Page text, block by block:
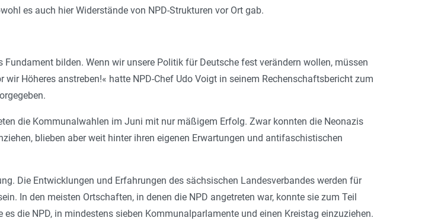
es auch hier Widerstände von NPD-Strukturen vor Ort gab.
bilden. Wenn wir unsere Politik für Deutsche fest verändern wollen, müssen
wir Höheres anstreben!« hatte NPD-Chef Udo Voigt in seinem Rechenschaftsbericht zum
die Kommunalwahlen im Juni mit nur mäßigem Erfolg. Zwar konnten die Neonazis
blieben aber weit hinter ihren eigenen Erwartungen und antifaschistischen
Die Entwicklungen und Erfahrungen des sächsischen Landesverbandes werden für
In den meisten Ortschaften, in denen die NPD angetreten war, konnte sie zum Teil
die NPD, in mindestens sieben Kommunalparlamente und einen Kreistag einzuziehen.